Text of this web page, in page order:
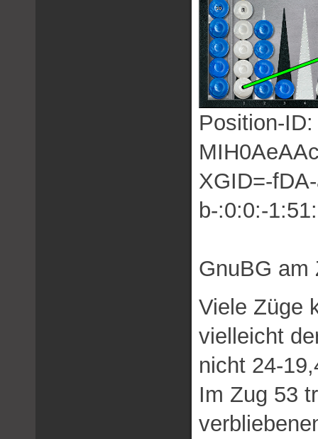
Position-
XGID=-
b-:0:0:-
GnuBG am
Viele Züge
vielleicht
nicht 24-
Im Zug 53